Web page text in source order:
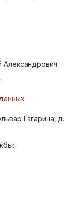
Александрович
Гагарина, д.